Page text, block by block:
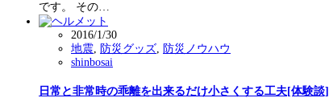
です。 その…
2016/1/30
地震, 防災グッズ, 防災ノウハウ
shinbosai
日常と非常時の乖離を出来るだけ小さくする工夫[体験談]